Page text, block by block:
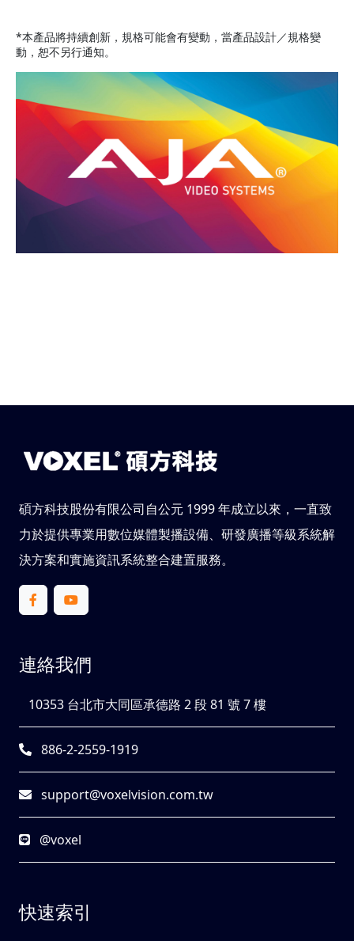
*本產品將持續創新，規格可能會有變動，當產品設計／規格變
動，恕不另行通知。
碩方科技股份有限公司自公元 1999 年成立以來，一直致
力於提供專業用數位媒體製播設備、研發廣播等級系統解
決方案和實施資訊系統整合建置服務。
連絡我們
10353 台北市大同區承德路 2 段 81 號 7 樓
886-2-2559-1919
support@voxelvision.com.tw
@voxel
快速索引